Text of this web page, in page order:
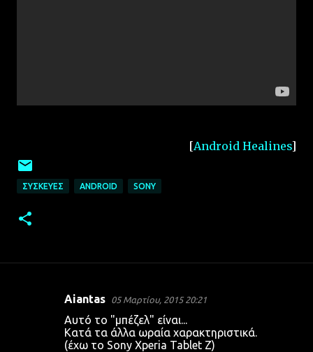
[Android Healines]
ΣΥΣΚΕΥΈΣ ANDROID SONY
Aiantas 05 Μαρτίου, 2015 20:21
Αυτό το "μπέζελ" είναι...
Κατά τα άλλα ωραία χαρακτηριστικά.
(έχω το Sony Xperia Tablet Z)